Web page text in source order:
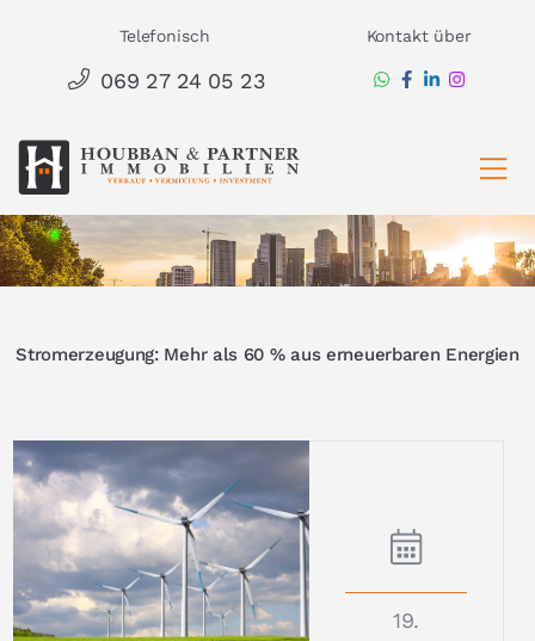
springen
Telefonisch
069 27 24 05 23
Kontakt über
Stromerzeugung: Mehr als 60 % aus erneuerbaren Energien
19.